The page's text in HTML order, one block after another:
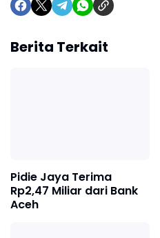
Berita Terkait
Pidie Jaya Terima
Rp2,47 Miliar dari Bank
Aceh